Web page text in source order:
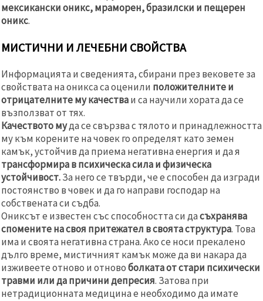
мексикански оникс, мраморен, бразилски и пещерен
оникс.
МИСТИЧНИ И ЛЕЧЕБНИ СВОЙСТВА
Информацията и сведенията, сбирани през вековете за
свойствата на оникса са оценили положителните и
отрицателните му качестваи са научили хората да се
възползват от тях.
Качеството муда се свързва с тялото и принадлежността
му към корените на човек го определят като земен
камък, устойчив да приема негативна енергия и да я
трансформира в психическа сила и физическа
устойчивост.За него се твърди, че е способен да изгради
постоянство в човек и да го направи господар на
собствената си съдба.
Ониксът е известен със способността си дасъхранява
спомените на своя притежател в своята структура. Това
има и своята негативна страна. Ако се носи прекалено
дълго време, мистичният камък може да ви накара да
изживеете отново и отновоболката от стари психически
травми или да причини депресия. Затова при
нетрадиционната медицина е необходимо да имате